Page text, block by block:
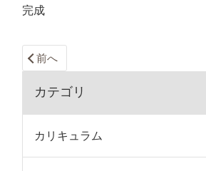
完成
前へ
カテゴリ
カリキュラム